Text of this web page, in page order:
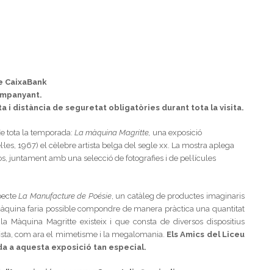
CaixaBank
i distància de seguretat obligatòries durant tota la visita.
tota la temporada:La màquina Magritte, una exposició
1967) el cèlebre artista belga del segle xx. La mostra aplega
juntament amb una selecció de fotografies i de pel·lícules
La Manufacture de Poésie, un catàleg de productes imaginaris
faria possible compondre de manera pràctica una quantitat
Màquina Magritte existeix i que consta de diversos dispositius
com ara el mimetisme i la megalomania. Els Amics del Liceu
a aquesta exposició tan especial.